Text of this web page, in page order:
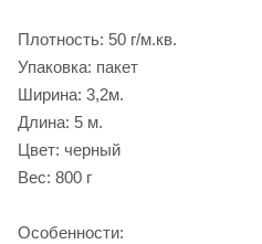
Плотность: 50 г/м.кв.
Упаковка: пакет
Ширина: 3,2м.
Длина: 5 м.
Цвет: черный
Вес: 800 г
Особенности: